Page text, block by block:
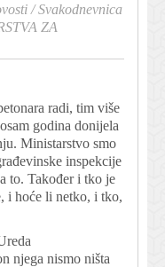
/Svakodnevnica
ZA
radi, tim više
godina donijela
Ministarstvo smo
inspekcije
to. Također i tko je
i hoće li netko, i tko,
njega nismo ništa